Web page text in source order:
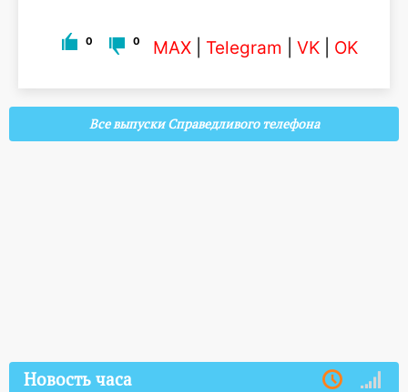
0 0 MAX Telegram VK OK
Все выпуски Справедливого телефона
Новость часа